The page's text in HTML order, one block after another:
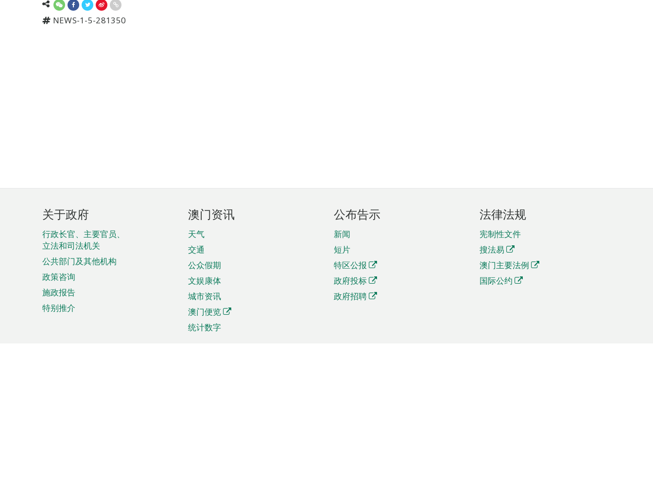
NEWS-1-5-281350
页
脚
菜
单
关于政府
行政长官、主要官员、
立法和司法机关
公共部门及其他机构
政策咨询
施政报告
特别推介
澳门资讯
天气
交通
公众假期
文娱康体
城市资讯
澳门便览
统计数字
公布告示
新闻
短片
特区公报
政府投标
政府招聘
法律法规
宪制性文件
搜法易
澳门主要法例
国际公约